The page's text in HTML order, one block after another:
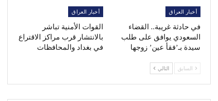
أخبار العراق
في حادثة غريبة.. القضاء
السعودي يوافق على طلب
سيدة بـ’فقأ عين’ زوجها
أخبار العراق
القوات الأمنية تباشر
بالانتشار قرب مراكز الاقتراع
في بغداد والمحافظات
السابق التالي